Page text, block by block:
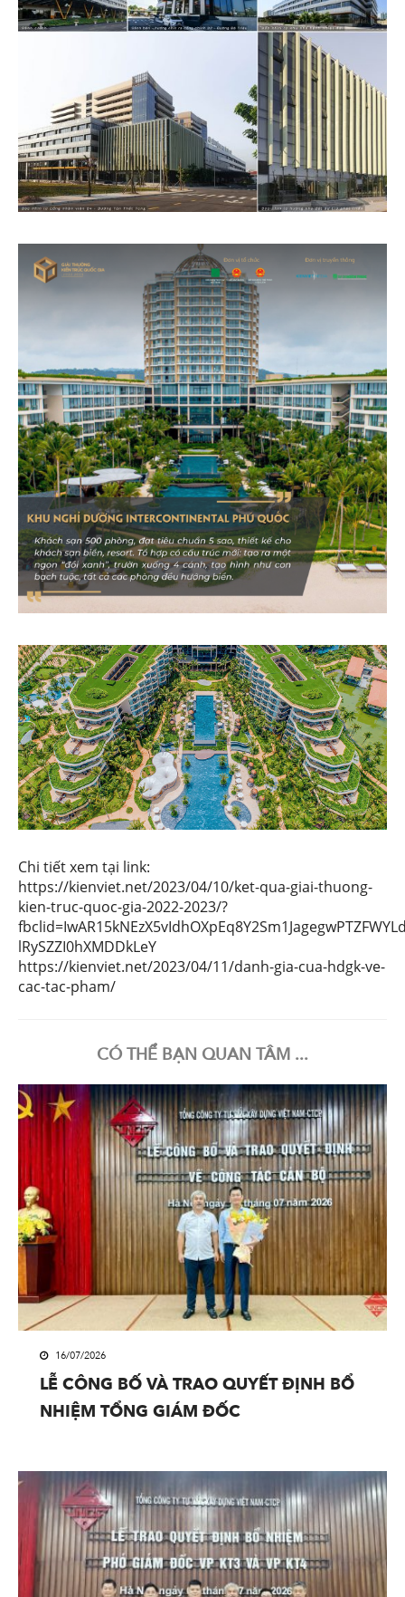
Chi tiết xem tại link:
https://kienviet.net/2023/04/10/ket-qua-giai-thuong-
kien-truc-quoc-gia-2022-2023/?
lRySZZI0hXMDDkLeY
https://kienviet.net/2023/04/11/danh-gia-cua-hdgk-ve-
cac-tac-pham/
CÓ THỂ BẠN QUAN TÂM ...
16/07/2026
LỄ CÔNG BỐ VÀ TRAO QUYẾT ĐỊNH BỔ
NHIỆM TỔNG GIÁM ĐỐC